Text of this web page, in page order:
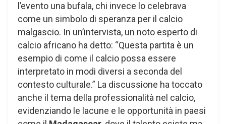
l’evento una bufala, chi invece lo celebrava
come un simbolo di speranza per il calcio
malgascio. In un’intervista, un noto esperto di
calcio africano ha detto: “Questa partita è un
esempio di come il calcio possa essere
interpretato in modi diversi a seconda del
contesto culturale.” La discussione ha toccato
anche il tema della professionalità nel calcio,
evidenziando le lacune e le opportunità in paesi